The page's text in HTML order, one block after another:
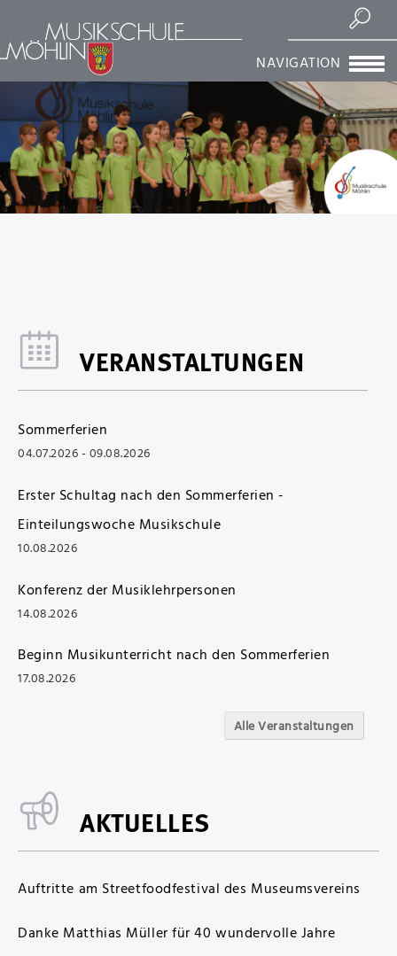
Suchen
NAVIGATION
VERANSTALTUNGEN
Sommerferien
04.07.2026 - 09.08.2026
Erster Schultag nach den Sommerferien -
Einteilungswoche Musikschule
10.08.2026
Konferenz der Musiklehrpersonen
14.08.2026
Beginn Musikunterricht nach den Sommerferien
17.08.2026
Alle Veranstaltungen
AKTUELLES
Auftritte am Streetfoodfestival des Museumsvereins
Danke Matthias Müller für 40 wundervolle Jahre